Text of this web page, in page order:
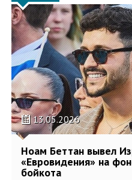
13.05.2026
Ноам Беттан вывел
«Евровидения» на
бойкота